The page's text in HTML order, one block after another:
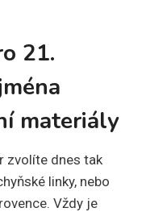
21.
materiály
zvolíte dnes tak
linky, nebo
Vždy je